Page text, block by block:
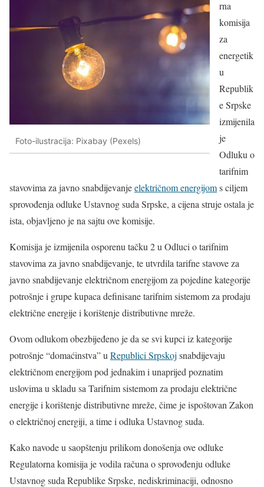
Foto-ilustracija: Pixabay (Pexels)
rna
komisija
za
energetik
u
Republik
e Srpske
izmijenila
je
Odluku o
tarifnim
stavovima za javno snabdijevanjeelektričnom energijoms ciljem
sprovođenja odluke Ustavnog suda Srpske, a cijena struje ostala je
ista, objavljeno je na sajtu ove komisije.
Komisija je izmijenila osporenu tačku 2 u Odluci o tarifnim
stavovima za javno snabdijevanje, te utvrdila tarifne stavove za
javno snabdijevanje električnom energijom za pojedine kategorije
potrošnje i grupe kupaca definisane tarifnim sistemom za prodaju
električne energije i korištenje distributivne mreže.
Ovom odlukom obezbijeđeno je da se svi kupci iz kategorije
potrošnje “domaćinstva” u Republici Srpskoj snabdijevaju
električnom energijom pod jednakim i unaprijed poznatim
uslovima u skladu sa Tarifnim sistemom za prodaju električne
energije i korištenje distributivne mreže, čime je ispoštovan Zakon
o električnoj energiji, a time i odluka Ustavnog suda.
Kako navode u saopštenju prilikom donošenja ove odluke
Regulatorna komisija je vodila računa o sprovođenju odluke
Ustavnog suda Republike Srpske, nediskriminaciji, odnosno